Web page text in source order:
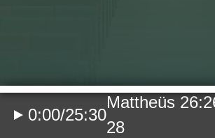
0:00/25:30
Mattheüs
28